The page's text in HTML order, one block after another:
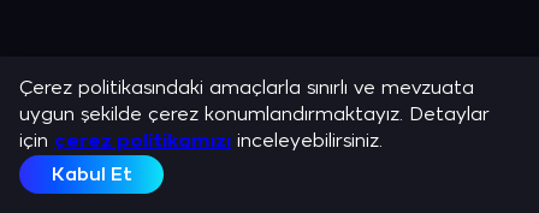
Çerez politikasındaki amaçlarla sınırlı ve mevzuata
uygun şekilde çerez konumlandırmaktayız. Detaylar
için çerez politikamızı inceleyebilirsiniz.
Kabul Et